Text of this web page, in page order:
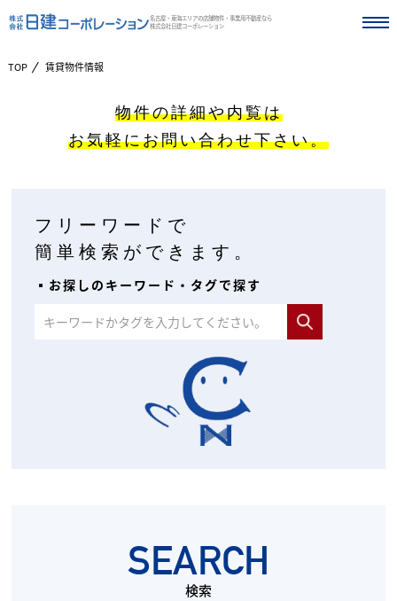
名古屋・東海エリアの店舗物件・事業用不動産なら
株式会社日建コーポレーション
TOP 賃貸物件情報
物件の詳細や内覧は
お気軽にお問い合わせ下さい。
フリーワードで
簡単検索ができます。
▪︎お探しのキーワード・タグで探す
SEARCH
検索